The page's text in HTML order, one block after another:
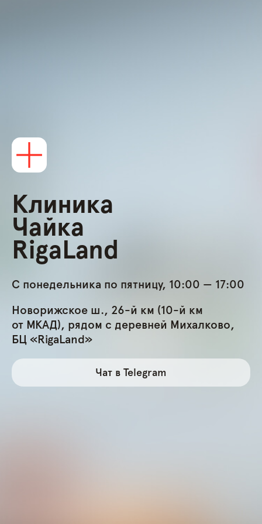
Клиника
Чайка
RigaLand
С понедельника по пятницу, 10:00 — 17:00
Новорижское ш., 26-й км (10-й км
от МКАД), рядом с деревней Михалково,
БЦ «RigaLand»
Чат в Telegram